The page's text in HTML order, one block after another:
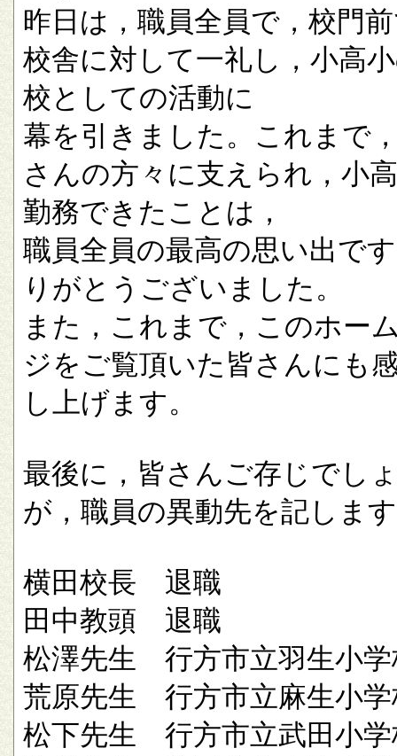
昨日は，職員全員で，校門
校舎に対して一礼し，小高
校としての活動に
幕を引きました。これまで
さんの方々に支えられ，小
勤務できたことは，
職員全員の最高の思い出で
りがとうございました。
また，これまで，このホー
ジをご覧頂いた皆さんにも
し上げます。
最後に，皆さんご存じでし
が，職員の異動先を記しま
横田校長 退職
田中教頭 退職
松澤先生 行方市立羽生小学
荒原先生 行方市立麻生小学
松下先生 行方市立武田小学